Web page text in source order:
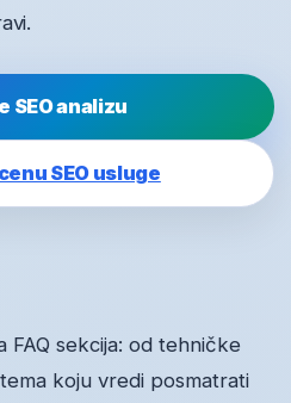
SEO analizu
SEO usluge
FAQ sekcija: od tehničke
koju vredi posmatrati